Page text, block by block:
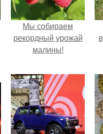
Мы собираем
рекордный урожай
малины!